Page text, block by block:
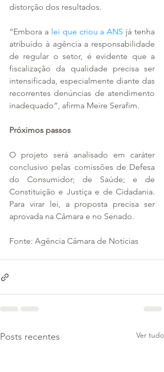
distorção dos resultados.
“Embora a lei que criou a ANS já tenha
atribuído à agência a responsabilidade
de regular o setor, é evidente que a
fiscalização da qualidade precisa ser
intensificada, especialmente diante das
recorrentes denúncias de atendimento
inadequado”, afirma Meire Serafim.
Próximos passos
O projeto será analisado em caráter
conclusivo pelas comissões de Defesa
do Consumidor; de Saúde; e de
Constituição e Justiça e de Cidadania.
Para virar lei, a proposta precisa ser
aprovada na Câmara e no Senado.
Fonte: Agência Câmara de Notícias
Posts recentes Ver tudo